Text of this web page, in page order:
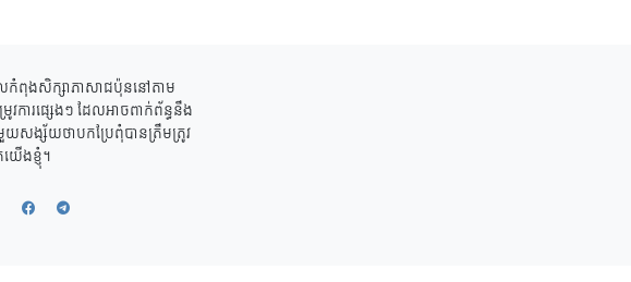
លកំពុងសិក្សាភាសាជប៉ុននៅតាម
វការផ្សេងៗ ដែលអាចពាក់ព័ន្ធនឹង
សង្ស័យថាបកប្រែពុំបានត្រឹមត្រូវ
ើងខ្ញុំ។